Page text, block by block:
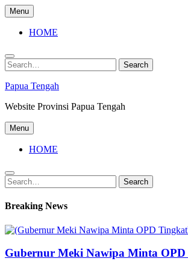
Skip
to
content
Menu
HOME
Search
for:
Search
Papua Tengah
Website Provinsi Papua Tengah
Menu
HOME
Search
for:
Search
Breaking News
Gubernur Meki Nawipa Minta